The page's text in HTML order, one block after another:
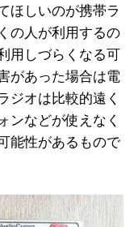
ほしいのが携帯ラ
の人が利用するの
用しづらくなる可
があった場合は電
ジオは比較的遠く
ンなどが使えなく
能性があるもので